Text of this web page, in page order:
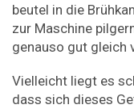
beutel in die
zur Maschine
genauso gut gleich
Vielleicht liegt es
dass sich dieses